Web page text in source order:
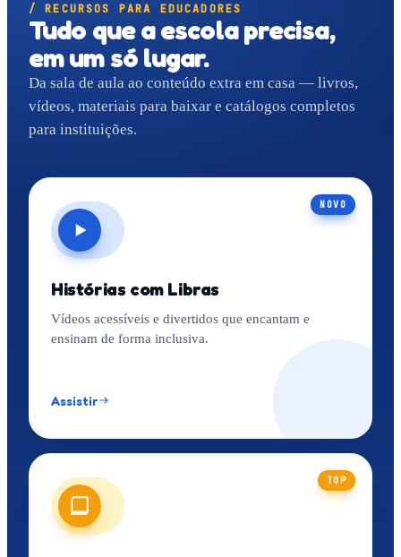
/ RECURSOS PARA EDUCADORES
Tudo que a escola precisa,
em um só lugar.
Da sala de aula ao conteúdo extra em casa — livros,
vídeos, materiais para baixar e catálogos completos
para instituições.
NOVO
Histórias com Libras
Vídeos acessíveis e divertidos que encantam e
ensinam de forma inclusiva.
Assistir
TOP